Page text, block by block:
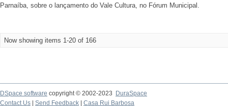
Parnaíba, sobre o lançamento do Vale Cultura, no Fórum Municipal.
Now showing items 1-20 of 166
DSpace software copyright © 2002-2023
DuraSpace
Contact Us
Send Feedback Casa Rui Barbosa